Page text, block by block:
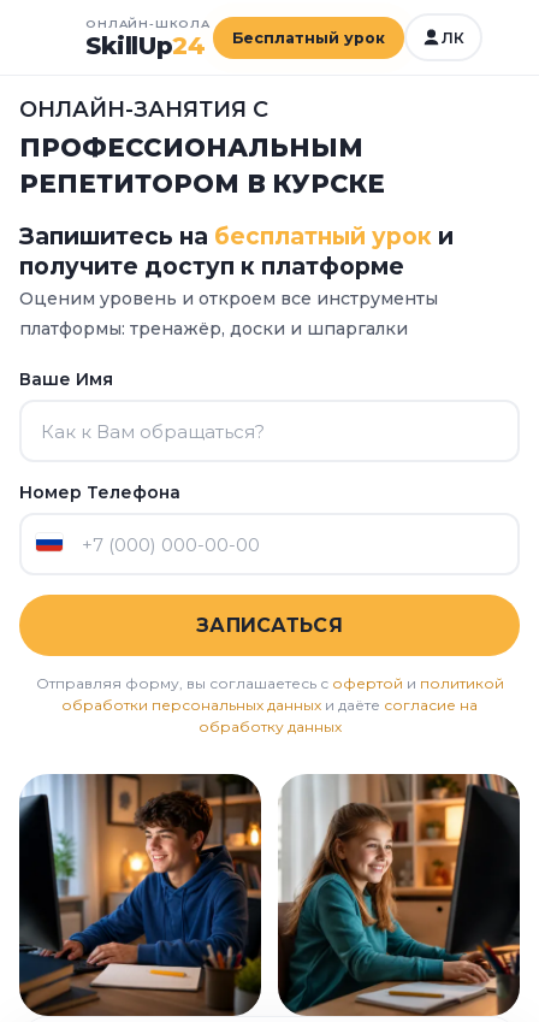
ОНЛАЙН-ШКОЛА
SkillUp24 Бесплатный урок ЛК
ОНЛАЙН-ЗАНЯТИЯ С
ПРОФЕССИОНАЛЬНЫМ
РЕПЕТИТОРОМ В КУРСКЕ
Запишитесь на бесплатный урок и
получите доступ к платформе
Оценим уровень и откроем все инструменты
платформы: тренажёр, доски и шпаргалки
Ваше Имя
Номер Телефона
ЗАПИСАТЬСЯ
Отправляя форму, вы соглашаетесь с офертой и политикой
обработки персональных данных и даёте согласие на
обработку данных